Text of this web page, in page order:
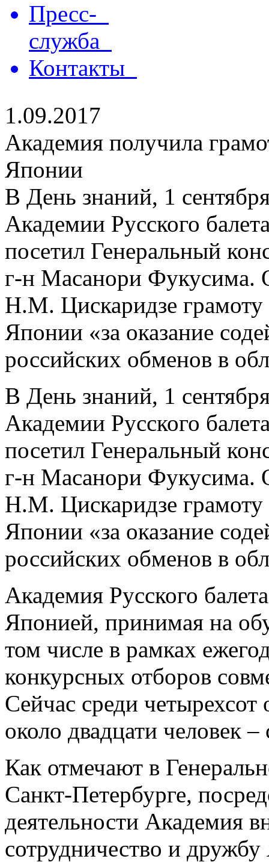
Пресс-
служба
Контакты
1.09.2017
Академия получила
Японии
В День знаний, 1
Академии Русского
посетил Генеральный
г-н Масанори Фукусима.
Н.М. Цискаридзе
Японии «за оказание
российских обменов в
В День знаний, 1
Академии Русского
посетил Генеральный
г-н Масанори Фукусима.
Н.М. Цискаридзе
Японии «за оказание
российских обменов в
Академия Русского
Японией, принимая на
том числе в рамках
конкурсных отборов
Сейчас среди
около двадцати человек
Как отмечают в
Санкт-Петербурге,
деятельности Академия
сотрудничество и